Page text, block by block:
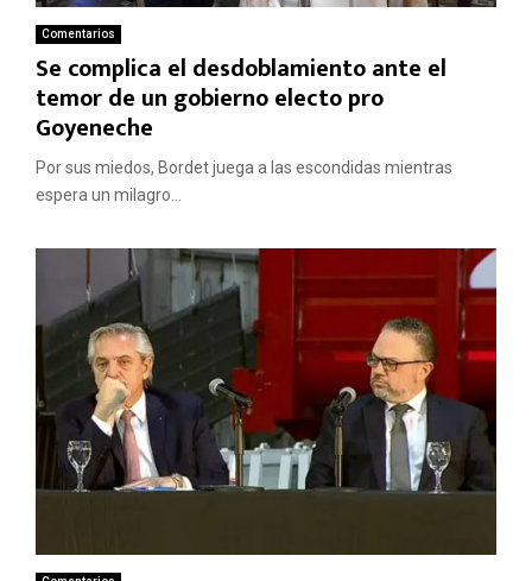
Comentarios
Se complica el desdoblamiento ante el
temor de un gobierno electo pro
Goyeneche
Por sus miedos, Bordet juega a las escondidas mientras
espera un milagro...